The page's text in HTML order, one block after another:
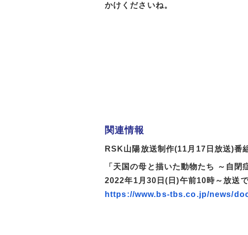
かけくださいね。
関連情報
RSK山陽放送制作(11月17日放送)番
「天国の母と描いた動物たち ～自閉
2022年1月30日(日)午前10時～放送で
https://www.bs-tbs.co.jp/news/